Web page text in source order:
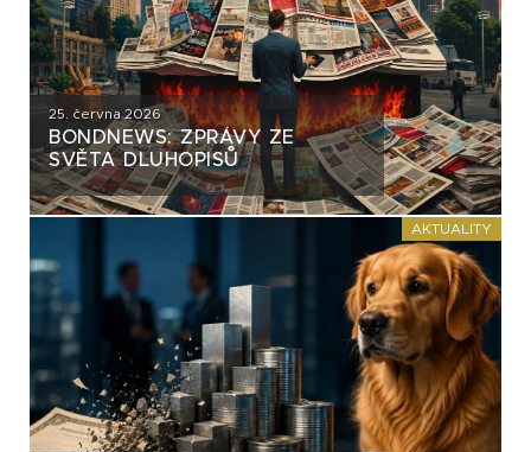
25. června 2026
BONDNEWS: ZPRÁVY ZE
SVĚTA DLUHOPISŮ
AKTUALITY